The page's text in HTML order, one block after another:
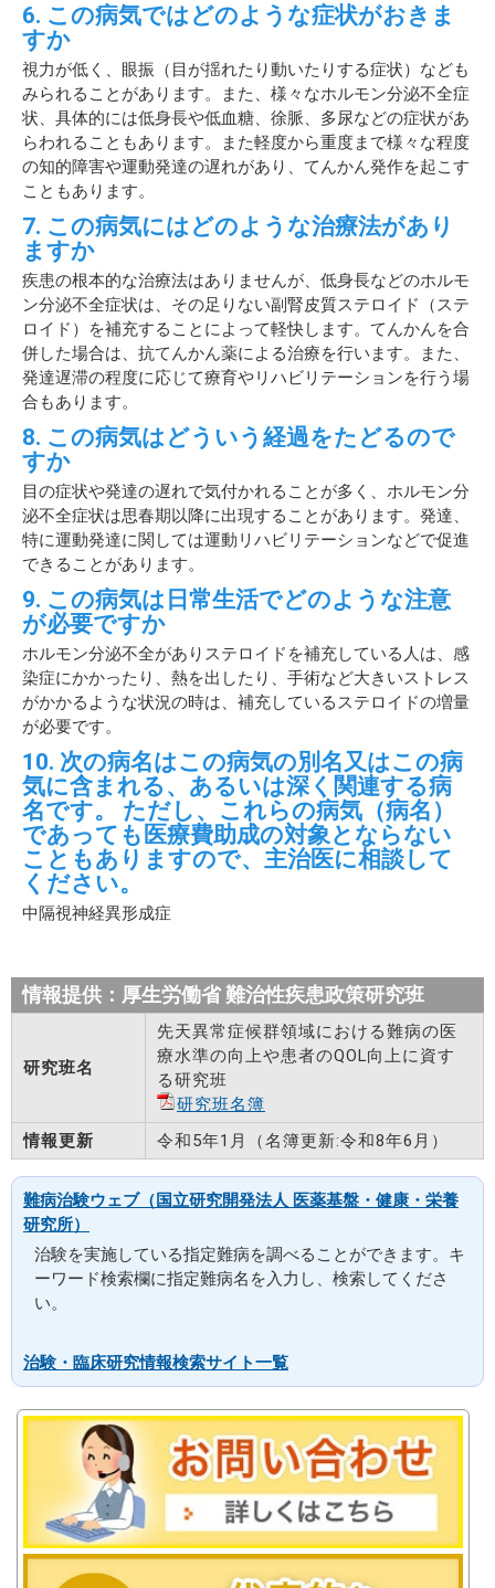
6. この病気ではどのような症状がおきま
すか
視力が低く、眼振（目が揺れたり動いたりする症状）なども
みられることがあります。また、様々なホルモン分泌不全症
状、具体的には低身長や低血糖、徐脈、多尿などの症状があ
らわれることもあります。また軽度から重度まで様々な程度
の知的障害や運動発達の遅れがあり、てんかん発作を起こす
こともあります。
7. この病気にはどのような治療法があり
ますか
疾患の根本的な治療法はありませんが、低身長などのホルモ
ン分泌不全症状は、その足りない副腎皮質ステロイド（ステ
ロイド）を補充することによって軽快します。てんかんを合
併した場合は、抗てんかん薬による治療を行います。また、
発達遅滞の程度に応じて療育やリハビリテーションを行う場
合もあります。
8. この病気はどういう経過をたどるので
すか
目の症状や発達の遅れで気付かれることが多く、ホルモン分
泌不全症状は思春期以降に出現することがあります。発達、
特に運動発達に関しては運動リハビリテーションなどで促進
できることがあります。
9. この病気は日常生活でどのような注意
が必要ですか
ホルモン分泌不全がありステロイドを補充している人は、感
染症にかかったり、熱を出したり、手術など大きいストレス
がかかるような状況の時は、補充しているステロイドの増量
が必要です。
10. 次の病名はこの病気の別名又はこの病
気に含まれる、あるいは深く関連する病
名です。 ただし、これらの病気（病名）
であっても医療費助成の対象とならない
こともありますので、主治医に相談して
ください。
中隔視神経異形成症
情報提供：厚生労働省 難治性疾患政策研究班
研究班名
先天異常症候群領域における難病の医
療水準の向上や患者のQOL向上に資す
る研究班
研究班名簿
情報更新
令和5年1月（名簿更新:令和8年6月）
難病治験ウェブ（国立研究開発法人 医薬基盤・健康・栄養
研究所）
治験を実施している指定難病を調べることができます。キ
ーワード検索欄に指定難病名を入力し、検索してくださ
い。
治験・臨床研究情報検索サイト一覧